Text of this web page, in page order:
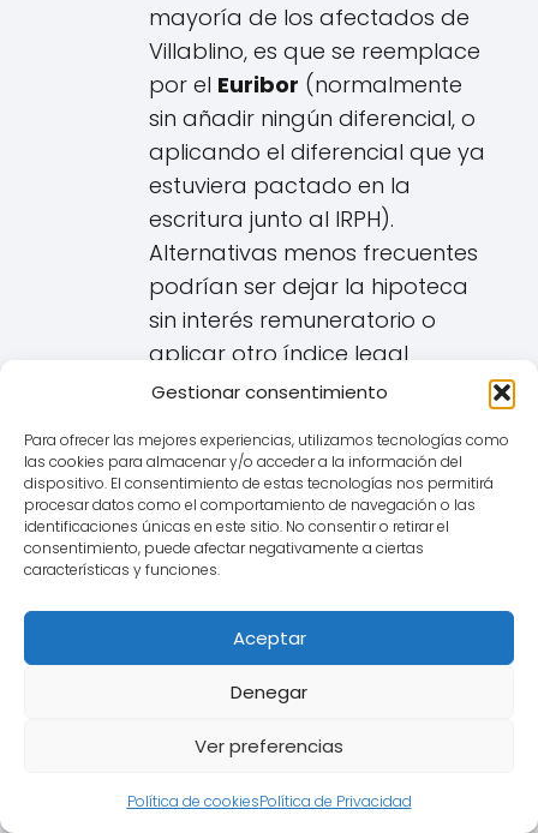
Gestionar consentimiento
Para ofrecer las mejores experiencias, utilizamos tecnologías como
las cookies para almacenar y/o acceder a la información del
dispositivo. El consentimiento de estas tecnologías nos permitirá
procesar datos como el comportamiento de navegación o las
identificaciones únicas en este sitio. No consentir o retirar el
consentimiento, puede afectar negativamente a ciertas
características y funciones.
Aceptar
Denegar
Ver preferencias
Política de cookiesPolítica de Privacidad
mayoría de los afectados de
Villablino, es que se reemplace
por el Euribor (normalmente
sin añadir ningún diferencial, o
aplicando el diferencial que ya
estuviera pactado en la
escritura junto al IRPH).
Alternativas menos frecuentes
podrían ser dejar la hipoteca
sin interés remuneratorio o
aplicar otro índice legal
sustitutivo si existiera.
La consecuencia económica
más importante es que la
entidad bancaria debe
recalcular todas las cuotas
de la hipoteca desde su inicio
estado referenciada al índice
sustituto (ej. Euribor) yrestituir
al consumidor en Villablino
todas las cantidades
aplicación del IRPH nulo, más